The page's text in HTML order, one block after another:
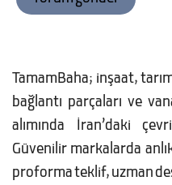
TamamBaha; inşaat,
bağlantı parçaları ve
alımında İran’daki
Güvenilir markalarda
proforma teklif, uzman